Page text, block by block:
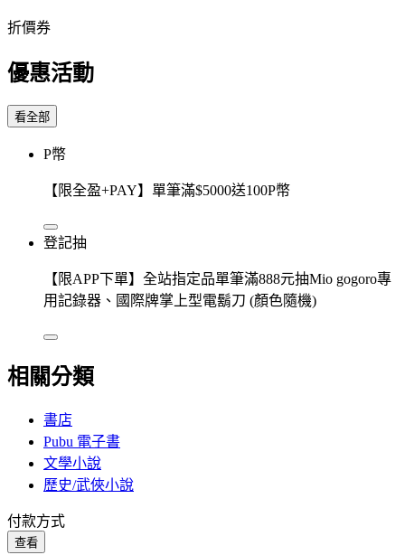
折價券
優惠活動
看全部
P幣
【限全盈+PAY】單筆滿$5000送100P幣
登記抽
【限APP下單】全站指定品單筆滿888元抽Mio gogoro專
用記錄器、國際牌掌上型電鬍刀 (顏色隨機)
相關分類
書店
Pubu 電子書
文學小說
歷史/武俠小說
付款方式
查看